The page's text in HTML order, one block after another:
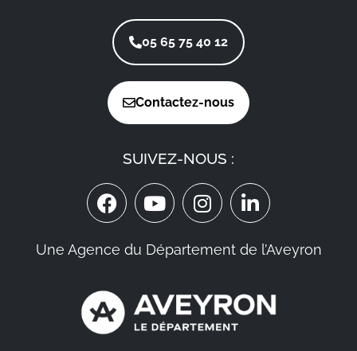
05 65 75 40 12
Contactez-nous
SUIVEZ-NOUS :
Une Agence du Département de l’Aveyron